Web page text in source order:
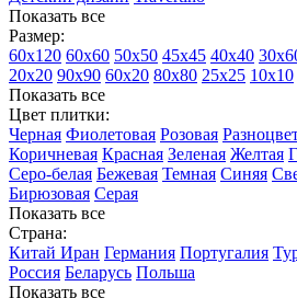
Показать все
Размер:
60х120 60х60 50х50 45х45 40х40
20х20 90х90 60х20 80х80 25x25 10х10
Показать все
Цвет плитки:
Черная Фиолетовая Розовая
Коричневая Красная Зеленая Желтая
Cеро-белая Бежевая Темная Синяя
Бирюзовая Серая
Показать все
Страна:
Китай Иран Германия Португалия
Россия Беларусь Польша
Показать все